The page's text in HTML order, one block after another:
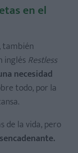
en el
también
inglés Restless
necesidad
todo, por la
de la vida, pero